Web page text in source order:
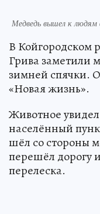
Медведь вышел к людям
В Койгородском
Грива заметили
зимней спячки.
«Новая жизнь».
Животное
населённый
шёл со стороны
перешёл дорогу
перелеска.